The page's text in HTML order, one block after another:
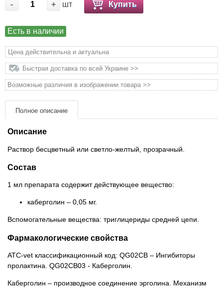
-
+ шт Купить
Есть в наличии
Цена действительна и актуальна
Быстрая доставка по всей Украине >>
Возможные различия в изображении товара >>
Полное описание
Описание
Раствор бесцветный или светло-желтый, прозрачный.
Состав
1 мл препарата содержит действующее вещество:
каберголин – 0,05 мг.
Вспомогательные вещества: триглицериды средней цепи.
Фармакологические свойства
АТС-vet классификационный код: QG02СВ – Ингибиторы
пролактина. QG02СВ03 - Каберголин.
Каберголин – производное соединение эрголина. Механизм
Переноски, сумки, клітки
Післяопераційні засоби та витратні
Подарункові сертифікати
Товари для голубів
Товари для гризунів
Товары для людей
Популярные зоотовары
Архив / Снято с производства